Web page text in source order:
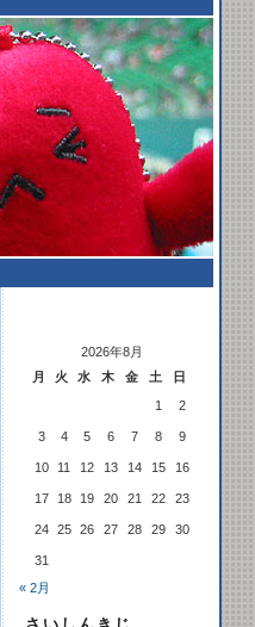
2026年8月
月
火 水 木 金 土
日
1
2
3 4 5 6 7 8 9
10 11 12 13 14 15 16
17 18 19 20 21 22 23
24 25 26 27 28 29 30
31
« 2月